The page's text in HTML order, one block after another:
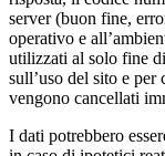
server (buon fine,
operativo e
utilizzati al solo fine
sull’uso del sito e
vengono cancellati
I dati potrebbero